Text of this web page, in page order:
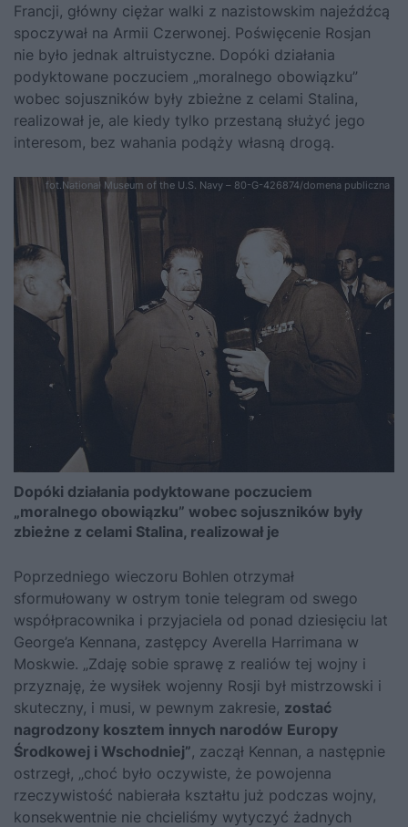
Francji, główny ciężar walki z nazistowskim najeźdźcą
spoczywał na Armii Czerwonej. Poświęcenie Rosjan
nie było jednak altruistyczne. Dopóki działania
podyktowane poczuciem „moralnego obowiązku”
wobec sojuszników były zbieżne z celami Stalina,
realizował je, ale kiedy tylko przestaną służyć jego
interesom, bez wahania podąży własną drogą.
fot.National Museum of the U.S. Navy – 80-G-426874/domena publiczna
Dopóki działania podyktowane poczuciem
„moralnego obowiązku” wobec sojuszników były
zbieżne z celami Stalina, realizował je
Poprzedniego wieczoru Bohlen otrzymał
sformułowany w ostrym tonie telegram od swego
współpracownika i przyjaciela od ponad dziesięciu lat
George’a Kennana, zastępcy Averella Harrimana w
Moskwie. „Zdaję sobie sprawę z realiów tej wojny i
przyznaję, że wysiłek wojenny Rosji był mistrzowski i
skuteczny, i musi, w pewnym zakresie, zostać
nagrodzony kosztem innych narodów Europy
Środkowej i Wschodniej”, zaczął Kennan, a następnie
ostrzegł, „choć było oczywiste, że powojenna
rzeczywistość nabierała kształtu już podczas wojny,
konsekwentnie nie chcieliśmy wytyczyć żadnych